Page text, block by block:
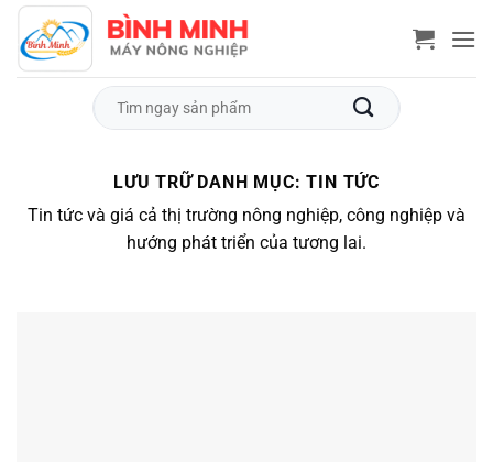
qua
nội
Tìm
LƯU TRỮ DANH MỤC:TIN TỨC
Tin tức và giá cả thị trường nông nghiệp, công nghiệp và
hướng phát triển của tương lai.